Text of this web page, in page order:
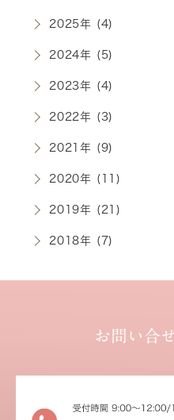
2025年 (4)
2024年 (5)
2023年 (4)
2022年 (3)
2021年 (9)
2020年 (11)
2019年 (21)
2018年 (7)
お問い合